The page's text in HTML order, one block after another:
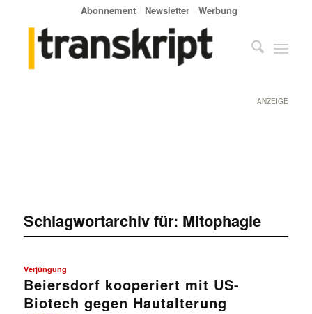
Abonnement Newsletter Werbung
ANZEIGE
Schlagwortarchiv für: Mitophagie
Verjüngung
Beiersdorf kooperiert mit US-
Biotech gegen Hautalterung